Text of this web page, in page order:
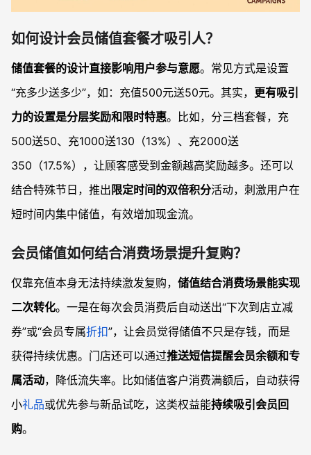
如何设计会员储值套餐才吸引人？
储值套餐的设计直接影响用户参与意愿。常见方式是设置
“充多少送多少”，如：充值500元送50元。其实， 更有吸引
力的设置是分层奖励和限时特惠。比如，分三档套餐，充
500送50、充1000送130（13%）、充2000送
350（17.5%），让顾客感受到金额越高奖励越多。还可以
结合特殊节日，推出 限定时间的双倍积分活动，刺激用户在
短时间内集中储值，有效增加现金流。
会员储值如何结合消费场景提升复购？
仅靠充值本身无法持续激发复购， 储值结合消费场景能实现
二次转化。一是在每次会员消费后自动送出“下次到店立减
券”或“会员专属折扣”，让会员觉得储值不只是存钱，而是
获得持续优惠。门店还可以通过推送短信提醒会员余额和专
属活动，降低流失率。比如储值客户消费满额后，自动获得
小礼品或优先参与新品试吃，这类权益能持续吸引会员回
购。